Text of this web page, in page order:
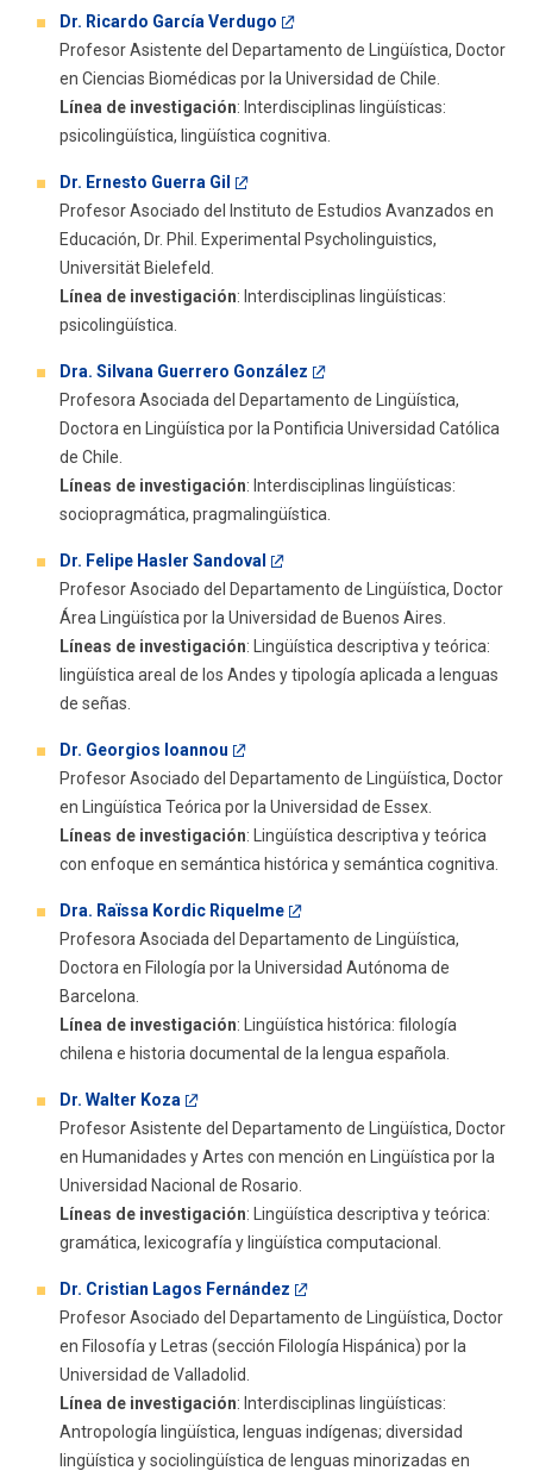
Dr. Ricardo García Verdugo
Profesor Asistente del Departamento de Lingüística, Doctor
en Ciencias Biomédicas por la Universidad de Chile.
Línea de investigación: Interdisciplinas lingüísticas:
psicolingüística, lingüística cognitiva.
Dr. Ernesto Guerra Gil
Profesor Asociado del Instituto de Estudios Avanzados en
Educación, Dr. Phil. Experimental Psycholinguistics,
Universität Bielefeld.
Línea de investigación: Interdisciplinas lingüísticas:
psicolingüística.
Dra. Silvana Guerrero González
Profesora Asociada del Departamento de Lingüística,
Doctora en Lingüística por la Pontificia Universidad Católica
de Chile.
Líneas de investigación: Interdisciplinas lingüísticas:
sociopragmática, pragmalingüística.
Dr. Felipe Hasler Sandoval
Profesor Asociado del Departamento de Lingüística, Doctor
Área Lingüística por la Universidad de Buenos Aires.
Líneas de investigación: Lingüística descriptiva y teórica:
lingüística areal de los Andes y tipología aplicada a lenguas
de señas.
Dr. Georgios Ioannou
Profesor Asociado del Departamento de Lingüística, Doctor
en Lingüística Teórica por la Universidad de Essex.
Líneas de investigación: Lingüística descriptiva y teórica
con enfoque en semántica histórica y semántica cognitiva.
Dra. Raïssa Kordic Riquelme
Profesora Asociada del Departamento de Lingüística,
Doctora en Filología por la Universidad Autónoma de
Barcelona.
Línea de investigación: Lingüística histórica: filología
chilena e historia documental de la lengua española.
Dr. Walter Koza
Profesor Asistente del Departamento de Lingüística, Doctor
en Humanidades y Artes con mención en Lingüística por la
Universidad Nacional de Rosario.
Líneas de investigación: Lingüística descriptiva y teórica:
gramática, lexicografía y lingüística computacional.
Dr. Cristian Lagos Fernández
Profesor Asociado del Departamento de Lingüística, Doctor
en Filosofía y Letras (sección Filología Hispánica) por la
Universidad de Valladolid.
Línea de investigación: Interdisciplinas lingüísticas:
Antropología lingüística, lenguas indígenas; diversidad
lingüística y sociolingüística de lenguas minorizadas en